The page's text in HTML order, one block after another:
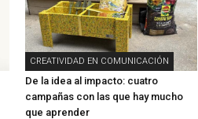
CREATIVIDAD EN COMUNICACIÓN
De la idea al impacto: cuatro
campañas con las que hay mucho
que aprender